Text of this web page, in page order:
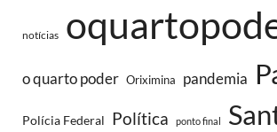
notícias
o quarto poder Oriximina pandemia
Polícia Federal Política ponto final